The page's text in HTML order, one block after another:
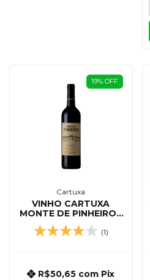
19% OFF
Cartuxa
VINHO CARTUXA
MONTE DE PINHEIROS
TINTO 750 ML
(1)
R$50,65 com Pix